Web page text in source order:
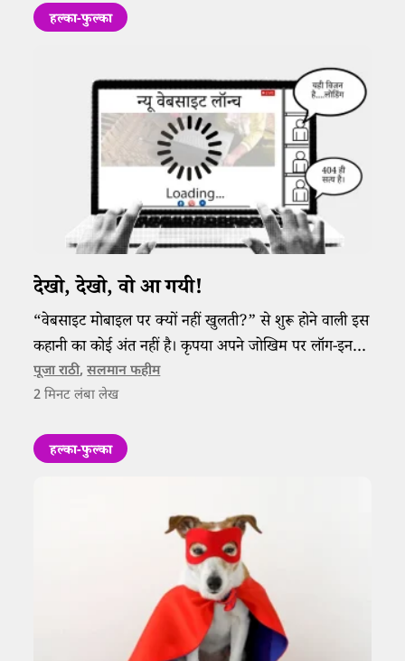
हल्का-फुल्का
देखो, देखो, वो आ गयी!
“वेबसाइट मोबाइल पर क्यों नहीं खुलती?” से शुरू होने वाली इस
कहानी का कोई अंत नहीं है। कृपया अपने जोखिम पर लॉग-इन
करें।
पूजा राठी,सलमान फहीम
2 मिनट लंबा लेख
हल्का-फुल्का